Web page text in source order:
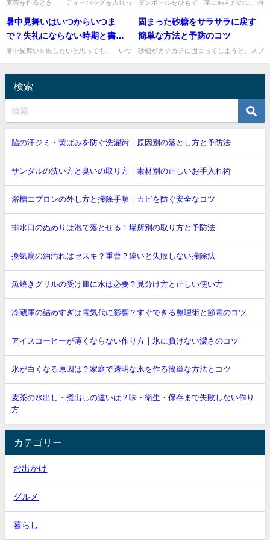
麦茶を作るとき、「ティーバッグを入れっ
て腐るの？」と不安になることがあります
よね。私も忙しい日にうっか...
ダンボールをひもで十字に結んだのに、持
どけそうになる、そんな経験はありません
か。古紙回収や引っ越し準備...
暑中見舞いはいつからいつま
で？失礼にならない時期と書き
方
暑中見舞いを出したいと思っても、「いつ
つ状は、言葉や時期を間違え...
固まった砂糖をサラサラに戻す
簡単な方法と予防のコツ
砂糖がカチカチに固まってしまうと、スプ
検索
脇の汗ジミ・黄ばみを防ぐ洗濯術｜原因別の落とし方と予防法
サンダルの洗い方と臭いの取り方｜素材別の正しいお手入れ術
浴槽エプロンの外し方と掃除手順｜カビを防ぐ安全なコツ
排水口のぬめりは泡で落とせる！場所別の取り方と予防法
換気扇の油汚れはセスキ？重曹？違いと失敗しない掃除法
魚焼きグリルの受け皿に水は必要？見分け方と正しい使い方
冷蔵庫の詰めすぎは電気代に影響？すぐできる整理術と節電のコツ
アイスコーヒーが薄くならない作り方｜氷に負けない濃さのコツ
氷が白くなる原因は？家庭で透明な氷を作る簡単な方法とコツ
麦茶の水出し・煮出しの違いは？味・衛生・保存まで失敗しない作り
方
カテゴリー
お出かけ
グルメ
暮らし